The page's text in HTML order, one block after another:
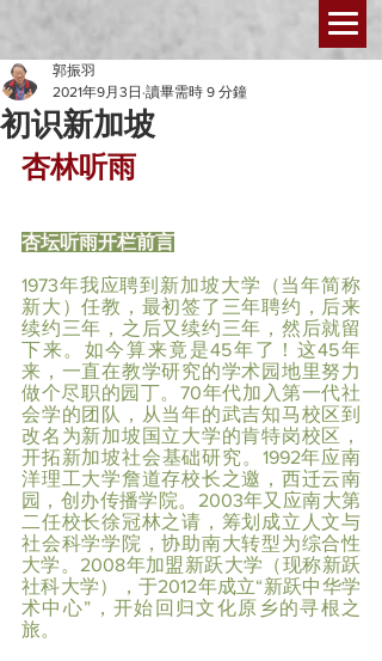
初识新加坡
郭振羽
2021年9月3日 讀畢需時 9 分鐘
杏林听雨
杏坛听雨开栏前言
1973年我应聘到新加坡大学（当年简称
新大）任教，最初签了三年聘约，后来
续约三年，之后又续约三年，然后就留
下来。如今算来竟是45年了！这45年
来，一直在教学研究的学术园地里努力
做个尽职的园丁。70年代加入第一代社
会学的团队，从当年的武吉知马校区到
改名为新加坡国立大学的肯特岗校区，
开拓新加坡社会基础研究。1992年应南
洋理工大学詹道存校长之邀，西迁云南
园，创办传播学院。2003年又应南大第
二任校长徐冠林之请，筹划成立人文与
社会科学学院，协助南大转型为综合性
大学。2008年加盟新跃大学（现称新跃
社科大学），于2012年成立“新跃中华学
术中心”，开始回归文化原乡的寻根之
旅。